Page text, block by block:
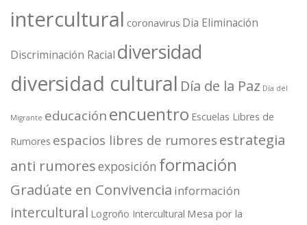
intercultural coronavirus Dia Eliminación
Discriminación Racial diversidad
diversidad cultural Día de la Paz Día del
Migrante educaciónencuentro Escuelas Libres de
Rumores espacios libres de rumores estrategia
anti rumoresexposición formación
Gradúate en Convivencia información
intercultural Logroño Intercultural Mesa por la